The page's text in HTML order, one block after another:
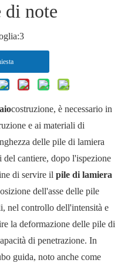
di note
3
costruzione, è necessario in
e ai materiali di
delle pile di lamiera
cantiere, dopo l'ispezione
di servire il pile di lamiera
dell'asse delle pile
nel controllo dell'intensità e
la deformazione delle pile di
di penetrazione. In
guida, noto anche come